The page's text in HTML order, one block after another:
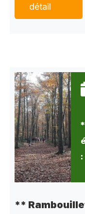
détail
**